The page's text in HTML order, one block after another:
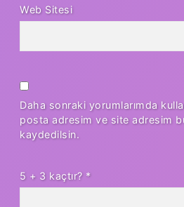
Web Sitesi
Daha sonraki yorumlarımda
posta adresim ve site adresim
kaydedilsin.
5 + 3 kaçtır? *